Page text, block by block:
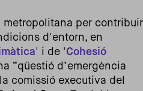
metropolitana per contribuir
d'entorn, en
' i de 'Cohesió
“qüestió d’emergència
comissió executiva del